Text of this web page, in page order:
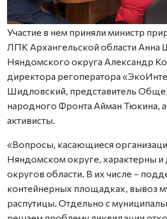
Участие в нем приняли министр
ЛПК Архангельской области Анна
Няндомского округа Александр
директора регоператора
Шидловский, представитель
народного Фронта Айман Тюкина,
активисты.
«Вопросы, касающиеся
Няндомском округе, характерны и
округов области. В их числе –
контейнерных площадках, вывоз
распутицы. Отдельно с